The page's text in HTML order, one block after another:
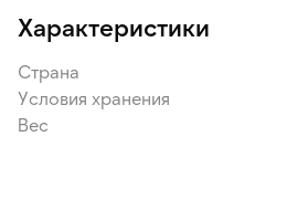
Характеристики
Страна
Условия хранения
Вес